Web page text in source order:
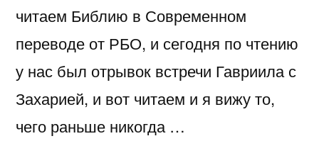
читаем Библию в Современном
переводе от РБО, и сегодня по чтению
у нас был отрывок встречи Гавриила с
Захарией, и вот читаем и я вижу то,
чего раньше никогда …